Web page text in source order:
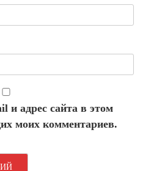
и адрес сайта в этом
моих комментариев.